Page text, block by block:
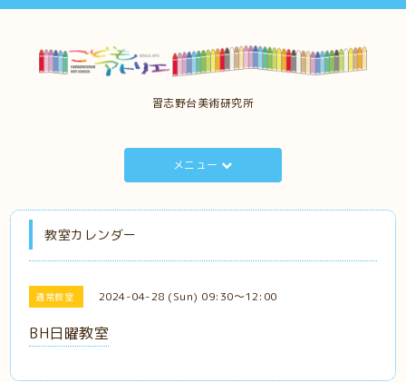
習志野台美術研究所
メニュー
教室カレンダー
通常教室 2024-04-28 (Sun) 09:30～12:00
BH日曜教室